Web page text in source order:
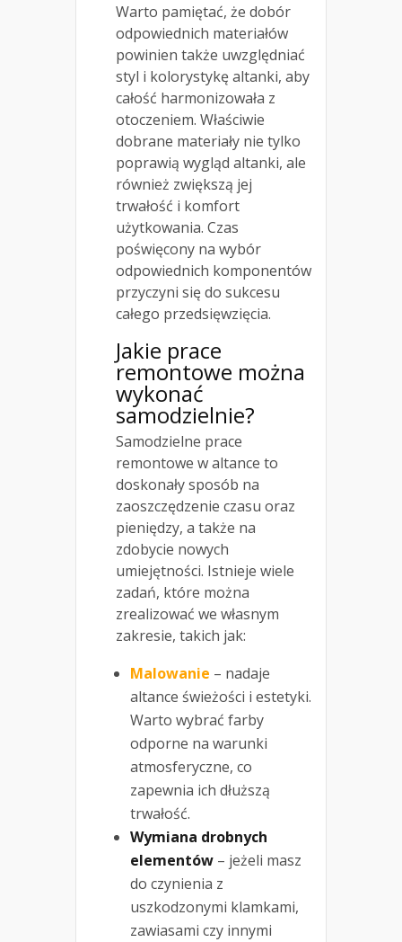
Warto pamiętać, że dobór
odpowiednich materiałów
powinien także uwzględniać
styl i kolorystykę altanki, aby
całość harmonizowała z
otoczeniem. Właściwie
dobrane materiały nie tylko
poprawią wygląd altanki, ale
również zwiększą jej
trwałość i komfort
użytkowania. Czas
poświęcony na wybór
odpowiednich komponentów
przyczyni się do sukcesu
całego przedsięwzięcia.
Jakie prace
remontowe można
wykonać
samodzielnie?
Samodzielne prace
remontowe w altance to
doskonały sposób na
zaoszczędzenie czasu oraz
pieniędzy, a także na
zdobycie nowych
umiejętności. Istnieje wiele
zadań, które można
zrealizować we własnym
zakresie, takich jak:
Malowanie – nadaje
altance świeżości i estetyki.
Warto wybrać farby
odporne na warunki
atmosferyczne, co
zapewnia ich dłuższą
trwałość.
Wymiana drobnych
elementów – jeżeli masz
do czynienia z
uszkodzonymi klamkami,
zawiasami czy innymi